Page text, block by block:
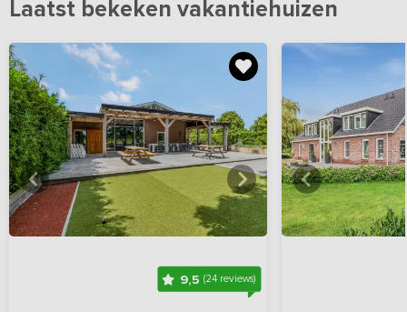
Laatst bekeken vakantiehuizen
9,5(24 reviews)
Bekijk hier alle foto's Bekijk